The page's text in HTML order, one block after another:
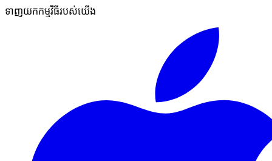
ទាញយកកម្មវិធីរបស់យើង